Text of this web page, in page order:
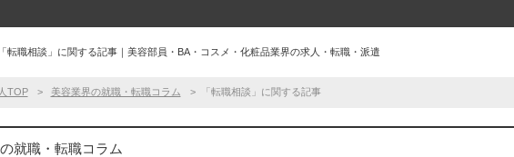
「転職相談」に関する記事｜美容部員・BA・コスメ・化粧品業界の求人・転職・派遣
TOP 美容業界の就職・転職コラム 「転職相談」に関する記事
就職・転職コラム